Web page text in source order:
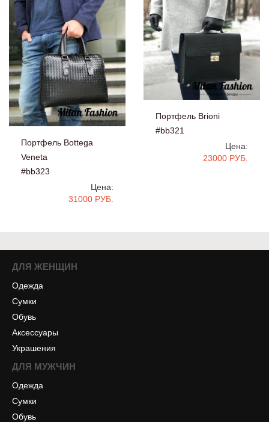
Портфель Brioni
#bb321
Цена:
23000 РУБ.
Портфель Bottega
Veneta
#bb323
Цена:
31000 РУБ.
ДЛЯ ЖЕНЩИН
Одежда
Сумки
Обувь
Аксессуары
Украшения
ДЛЯ МУЖЧИН
Одежда
Сумки
Обувь